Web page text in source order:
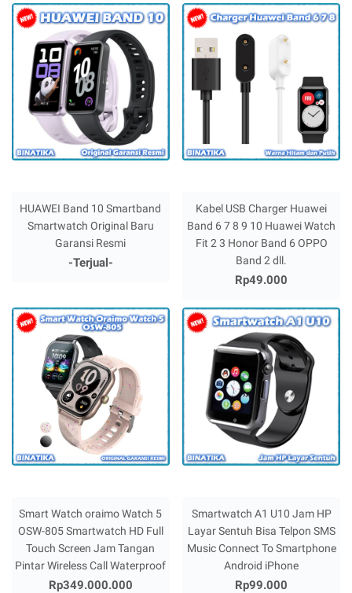
HUAWEI Band 10 Smartband
Smartwatch Original Baru
Garansi Resmi
-Terjual-
Kabel USB Charger Huawei
Band 6 7 8 9 10 Huawei Watch
Fit 2 3 Honor Band 6 OPPO
Band 2 dll.
Rp49.000
Smart Watch oraimo Watch 5
OSW-805 Smartwatch HD Full
Touch Screen Jam Tangan
Pintar Wireless Call Waterproof
Rp349.000.000
Smartwatch A1 U10 Jam HP
Layar Sentuh Bisa Telpon SMS
Music Connect To Smartphone
Android iPhone
Rp99.000